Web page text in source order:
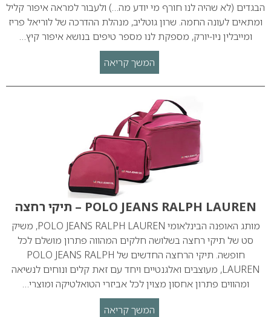
הבגדים (לא שהיה לנו חורף מי יודע מה…) ולעבור למראה איפור קליל
ומתאים לעונה החמה. שרון גוטליב, מנהלת ההדרכה של לוריאל פריז
ומייבלין ניו-יורק, מספקת לנו מספר טיפים בנושא איפור קיץ…
המשך קריאה
POLO JEANS RALPH LAUREN – תיקי רחצה
מותג האופנה הבינלאומי POLO JEANS RALPH LAUREN, משיק
סט של תיקי רחצה בשלושה חלקים המהווה פתרון מושלם לכל
חופשה. תיקי הרחצה החדשים של POLO JEANS RALPH
LAUREN, מעוצבים ואלגנטיים ויחד עם זאת קלים ונוחים לנשיאה
ומהווים פתרון אחסון מצוין לכל אביזרי הטואלטיקה ומוצרי…
המשך קריאה